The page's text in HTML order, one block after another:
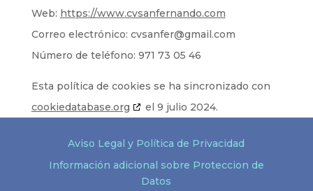
Web: https://www.cvsanfernando.com
Correo electrónico: cvsanfer@gmail.com
Número de teléfono: 971 73 05 46
Esta política de cookies se ha sincronizado con
cookiedatabase.org
el 9 julio 2024.
Aviso Legal y Política de Privacidad
Información adicional sobre Proteccion de
Datos